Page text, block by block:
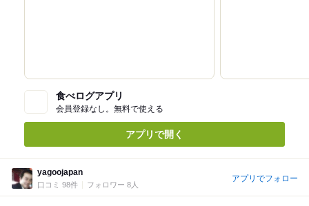
食べログアプリ
会員登録なし。無料で使える
アプリで開く
yagoojapan
口コミ 98件 フォロワー 8人
アプリでフォロー